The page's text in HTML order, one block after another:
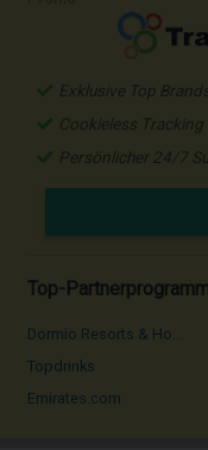
Exklusive Top
Cookieless
Persönlicher 24/7
Top-
Dormio Resorts & Ho...
Topdrinks
Emirates.com